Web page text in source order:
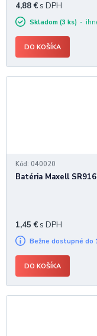
priamo k inteligentným
4,88 € s DPH
Skladom (3 ks)
DO KOŠÍKA
Kód: 040020
Batéria Maxell
1,45 € s DPH
Bežne dostupné do
DO KOŠÍKA